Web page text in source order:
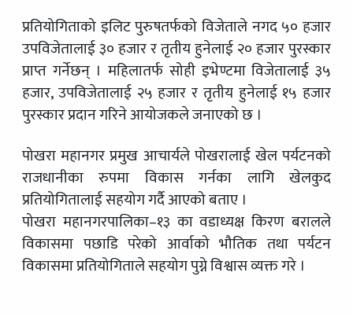
प्रतियोगिताको इलिट पुरुषतर्फको विजेताले नगद ५० हजार
उपविजेतालाई ३० हजार र तृतीय हुनेलाई २० हजार पुरस्कार
प्राप्त गर्नेछन् । महिलातर्फ सोही इभेण्टमा विजेतालाई ३५
हजार, उपविजेतालाई २५ हजार र तृतीय हुनेलाई १५ हजार
पुरस्कार प्रदान गरिने आयोजकले जनाएको छ ।
पोखरा महानगर प्रमुख आचार्यले पोखरालाई खेल पर्यटनको
राजधानीका रुपमा विकास गर्नका लागि खेलकुद
प्रतियोगितालाई सहयोग गर्दै आएको बताए ।
पोखरा महानगरपालिका–१३ का वडाध्यक्ष किरण बरालले
विकासमा पछाडि परेको आर्वाको भौतिक तथा पर्यटन
विकासमा प्रतियोगिताले सहयोग पुग्ने विश्वास व्यक्त गरे ।